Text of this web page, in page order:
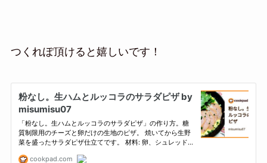
つくれぽ頂けると嬉しいです！